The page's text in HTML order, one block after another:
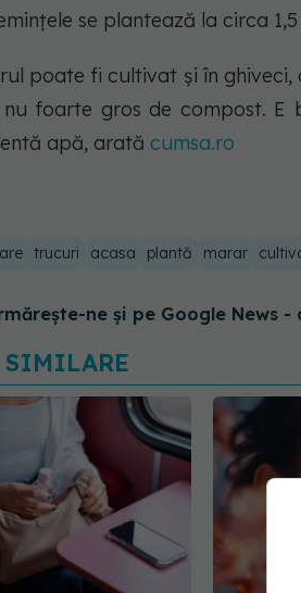
se plantează la circa
poate fi cultivat și în
foarte gros de compost. E
apă, arată cumsa.ro
trucuri acasa plantă marar
ne și pe Google News -